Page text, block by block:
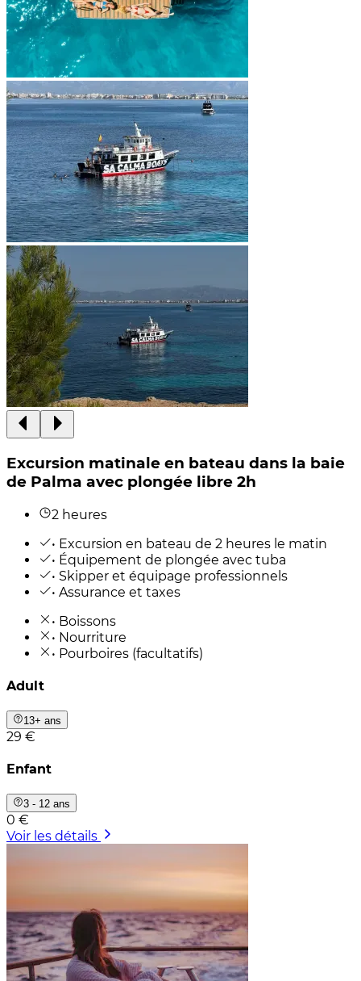
Excursion matinale en bateau dans la baie
de Palma avec plongée libre 2h
2 heures
• Excursion en bateau de 2 heures le matin
• Équipement de plongée avec tuba
• Skipper et équipage professionnels
• Assurance et taxes
• Boissons
• Nourriture
• Pourboires (facultatifs)
Adult
13+ ans
29 €
Enfant
3 - 12 ans
0 €
Voir les détails